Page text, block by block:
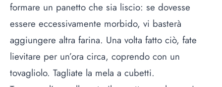
formare un panetto che sia liscio: se dovesse
essere eccessivamente morbido, vi basterà
aggiungere altra farina. Una volta fatto ciò, fate
lievitare per un’ora circa, coprendo con un
tovagliolo. Tagliate la mela a cubetti.